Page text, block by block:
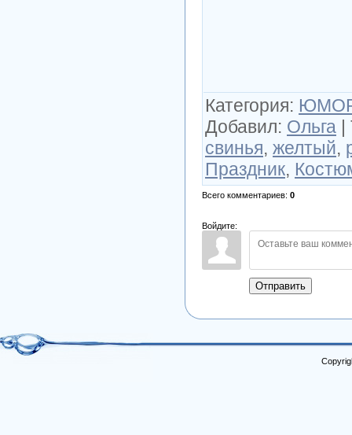
Категория:
Добавил: Ольга |
свинья, желтый,
Праздник,
Всего комментариев: 0
Войдите:
Отправить